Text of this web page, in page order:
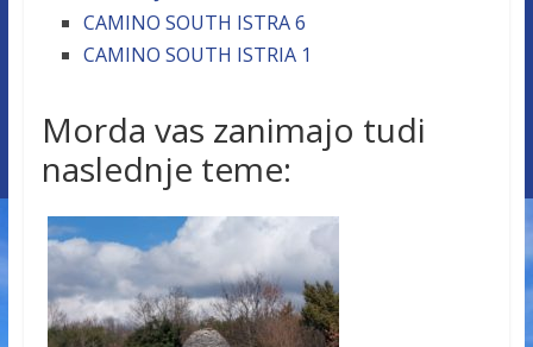
CAMINO SOUTH ISTRA 6
CAMINO SOUTH ISTRIA 1
Morda vas zanimajo tudi
naslednje teme: